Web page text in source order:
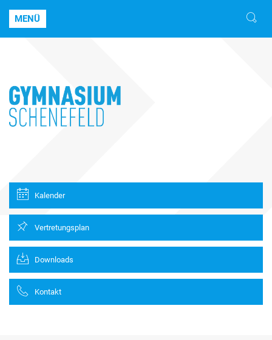
MENÜ
Kalender
Vertretungsplan
Downloads
Kontakt